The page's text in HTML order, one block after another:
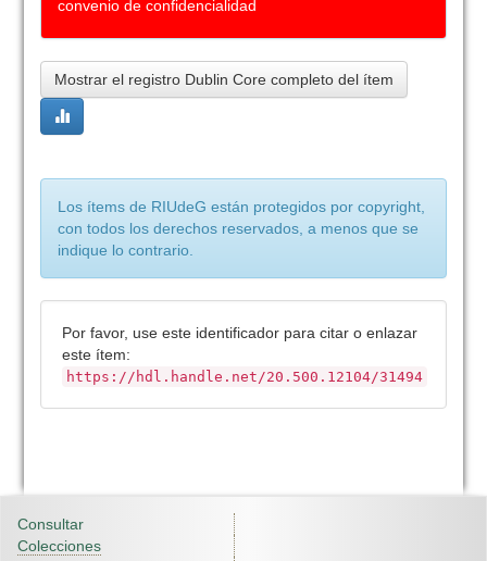
convenio de confidencialidad
Mostrar el registro Dublin Core completo del ítem
Los ítems de RIUdeG están protegidos por copyright,
con todos los derechos reservados, a menos que se
indique lo contrario.
Por favor, use este identificador para citar o enlazar
este ítem:
https://hdl.handle.net/20.500.12104/31494
Consultar
Colecciones